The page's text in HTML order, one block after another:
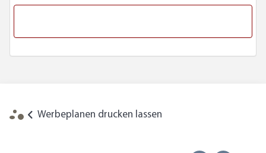
Werbeplanen drucken lassen